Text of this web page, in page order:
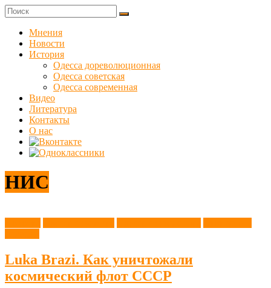
Skip
to
content
Куликовец
Сайт
одесского
сопротивления
Мнения
Новости
История
Одесса дореволюционная
Одесса советская
Одесса современная
Видео
Литература
Контакты
О нас
НИС
Luka Brazi. Как уничтожали
космический флот СССР